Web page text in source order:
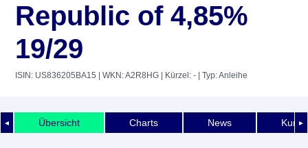
Republic of 4,85%
19/29
ISIN: US836205BA15 | WKN: A2R8HG | Kürzel: - | Typ: Anleihe
◄ ►
Übersicht Charts News